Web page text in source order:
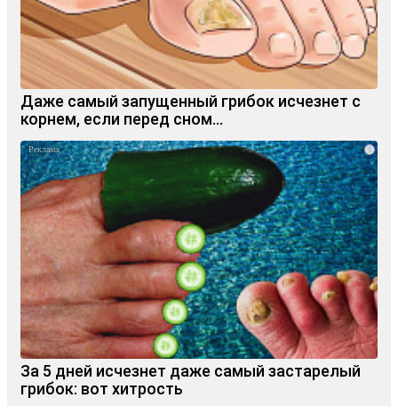
Даже самый запущенный грибок исчезнет с
корнем, если перед сном…
i
За 5 дней исчезнет даже самый застарелый
грибок: вот хитрость